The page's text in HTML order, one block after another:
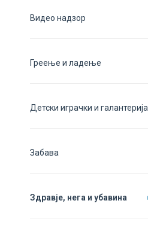
Видео надзор
Греење и ладење
Детски играчки и галантерија
Забава
Здравје, нега и убавина